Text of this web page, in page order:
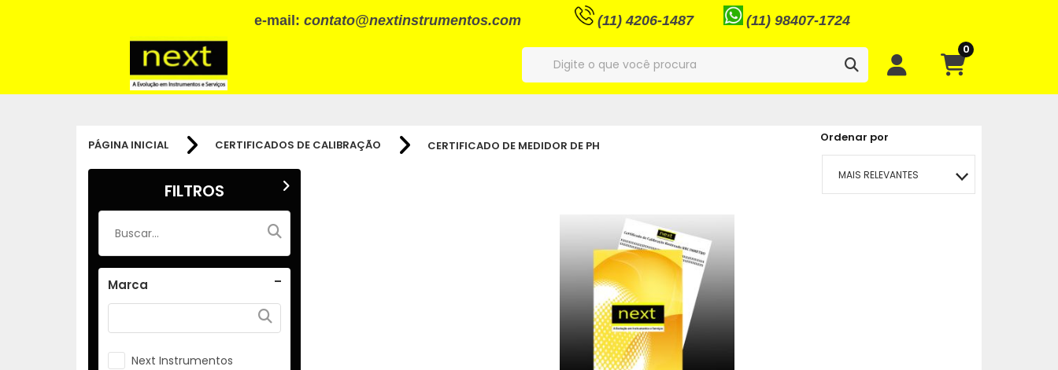
e-mail: contato@nextinstrumentos.com (11) 4206-1487 (11) 98407-1724
0
PÁGINA INICIAL CERTIFICADOS DE CALIBRAÇÃO CERTIFICADO DE MEDIDOR DE PH
Ordenar por
MAIS RELEVANTES
FILTROS
Marca
Next Instrumentos